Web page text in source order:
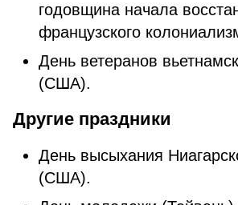
годовщина начала
французского
День ветеранов
(США).
Другие праздники
День высыхания
(США).